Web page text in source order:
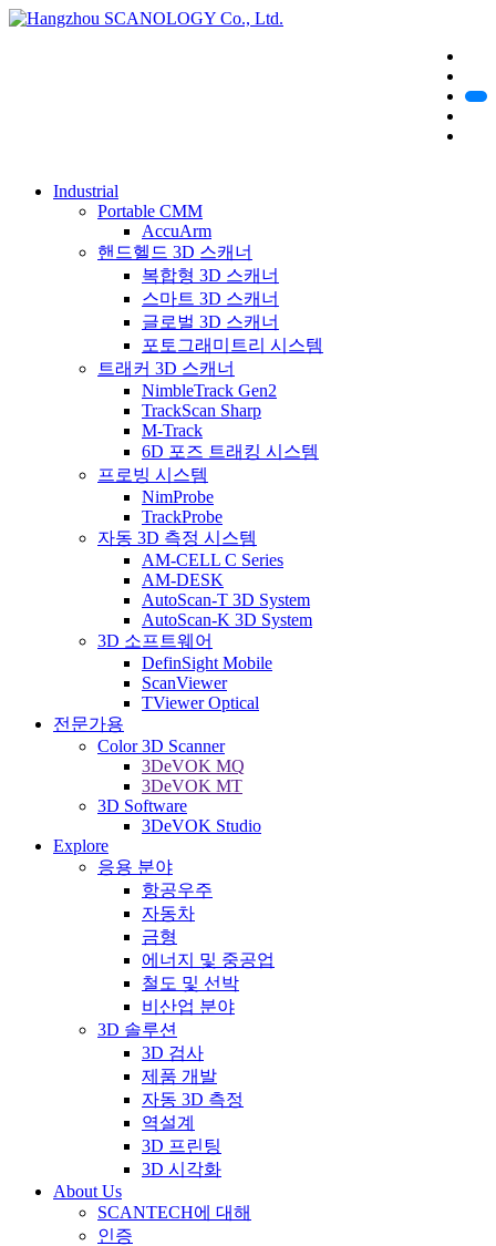
Industrial
Portable CMM
AccuArm
핸드헬드 3D 스캐너
복합형 3D 스캐너
스마트 3D 스캐너
글로벌 3D 스캐너
포토그래미트리 시스템
트래커 3D 스캐너
NimbleTrack Gen2
TrackScan Sharp
M-Track
6D 포즈 트래킹 시스템
프로빙 시스템
NimProbe
TrackProbe
자동 3D 측정 시스템
AM-CELL C Series
AM-DESK
AutoScan-T 3D System
AutoScan-K 3D System
3D 소프트웨어
DefinSight Mobile
ScanViewer
TViewer Optical
전문가용
Color 3D Scanner
3DeVOK MQ
3DeVOK MT
3D Software
3DeVOK Studio
Explore
응용 분야
항공우주
자동차
금형
에너지 및 중공업
철도 및 선박
비산업 분야
3D 솔루션
3D 검사
제품 개발
자동 3D 측정
역설계
3D 프린팅
3D 시각화
About Us
SCANTECH에 대해
인증